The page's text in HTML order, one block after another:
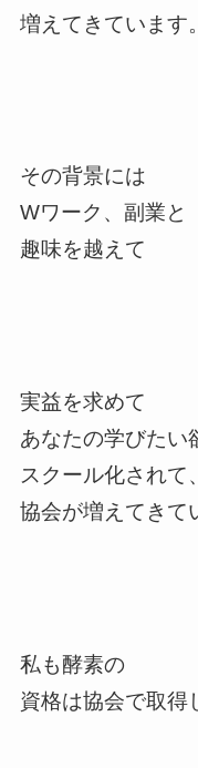
増えてきています。
その背景には
Wワーク、副業と
趣味を越えて
実益を求めて
あなたの学びたい
スクール化されて、
協会が増えてきて
私も酵素の
資格は協会で取得